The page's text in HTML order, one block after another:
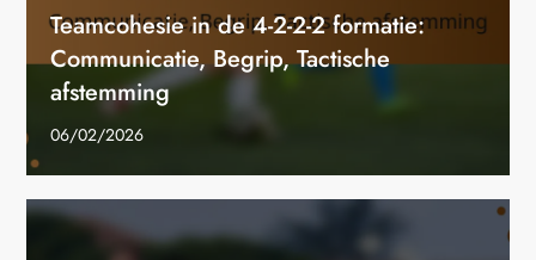
Teamcohesie in de 4-2-2-2 formatie:
Communicatie, Begrip, Tactische
afstemming
06/02/2026